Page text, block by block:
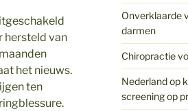
hersteld van
het nieuws.
ten
Onverklaarde
darmen
Chiropractie
Nederland op
screening op